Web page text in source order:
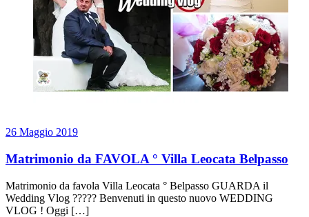
26 Maggio 2019
Matrimonio da FAVOLA ° Villa Leocata Belpasso
Matrimonio da favola Villa Leocata ° Belpasso GUARDA il
Wedding Vlog ????? Benvenuti in questo nuovo WEDDING
VLOG ! Oggi […]